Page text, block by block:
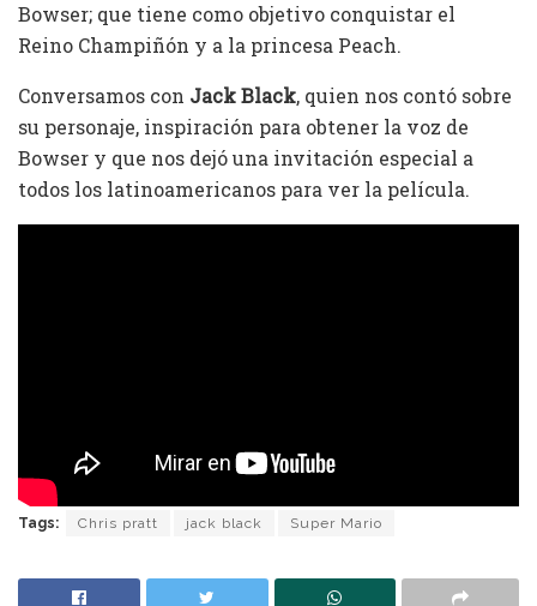
Bowser; que tiene como objetivo conquistar el
Reino Champiñón y a la princesa Peach.
Conversamos con Jack Black, quien nos contó sobre
su personaje, inspiración para obtener la voz de
Bowser y que nos dejó una invitación especial a
todos los latinoamericanos para ver la película.
Tags: Chris pratt jack black Super Mario